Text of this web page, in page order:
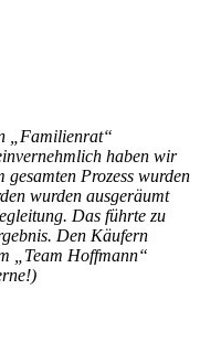
„Familienrat“
haben wir
Prozess wurden
wurden ausgeräumt
Das führte zu
Den Käufern
„Team Hoffmann“